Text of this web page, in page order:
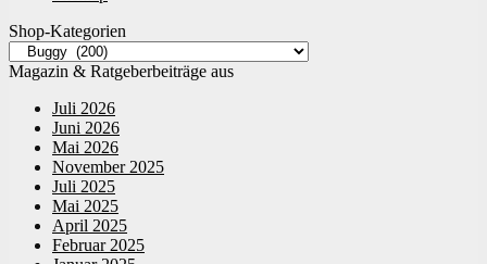
Shop-Kategorien
Magazin & Ratgeberbeiträge aus
Juli 2026
Juni 2026
Mai 2026
November 2025
Juli 2025
Mai 2025
April 2025
Februar 2025